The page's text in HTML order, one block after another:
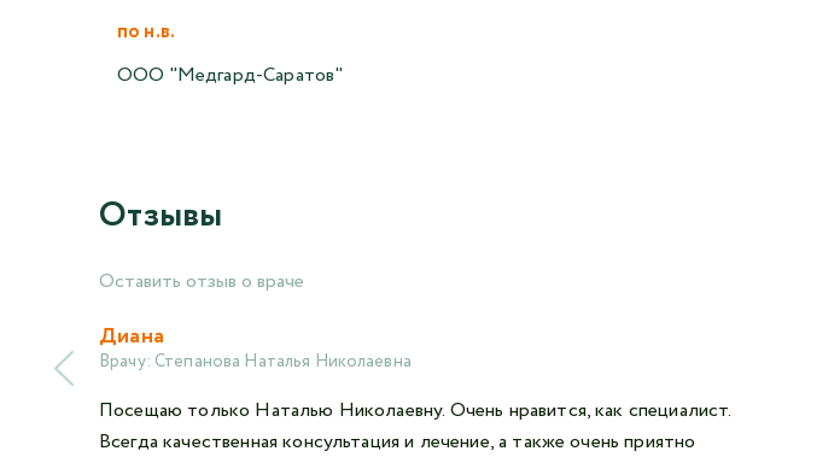
по н.в.
ООО "Медгард-Саратов"
Отзывы
Оставить отзыв о враче
Диана
Врачу: Степанова Наталья Николаевна
Посещаю только Наталью Николаевну. Очень нравится, как специалист.
Всегда качественная консультация и лечение, а также очень приятно